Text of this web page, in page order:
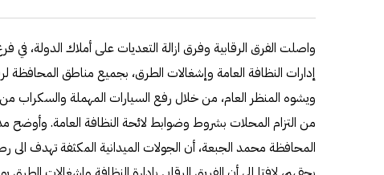
واصلت الفرق الرقابية وفرق ازالة التعديات على أملاك الدولة، في
إدارات النظافة العامة وإشغالات الطرق، بجميع مناطق
ويشوه المنظر العام، من خلال رفع السيارات المهملة والسكراب
من التزام المحلات بشروط وضوابط لائحة النظافة العامة. وأوضح
المحافظة محمد الجبعة، أن الجولات الميدانية المكثفة تهدف الى